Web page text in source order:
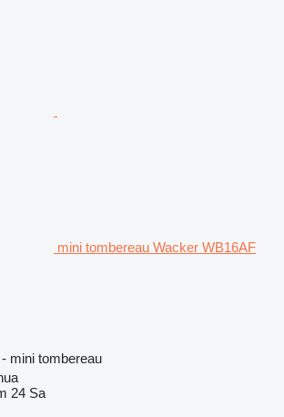
mini tombereau Wacker WB16AF
mini tombereau
24 Sa